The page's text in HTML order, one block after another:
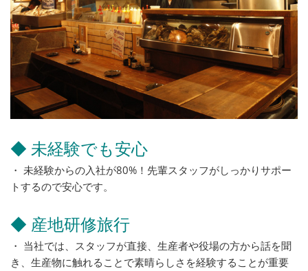
◆ 未経験でも安心
・ 未経験からの入社が80%！先輩スタッフがしっかりサポー
トするので安心です。
◆ 産地研修旅行
・ 当社では、スタッフが直接、生産者や役場の方から話を聞
き、生産物に触れることで素晴らしさを経験することが重要